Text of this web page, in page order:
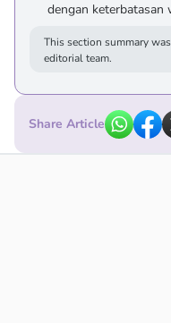
dengan keterbatasan
This section summary
editorial team.
Share Article